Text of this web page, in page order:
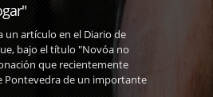
un artículo en el Diario de
bajo el título "Novóa no
que recientemente
Pontevedra de un importante